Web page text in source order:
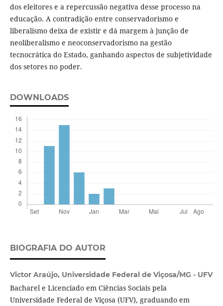
dos eleitores e a repercussão negativa desse processo na
educação. A contradição entre conservadorismo e
liberalismo deixa de existir e dá margem à junção de
neoliberalismo e neoconservadorismo na gestão
tecnocrática do Estado, ganhando aspectos de subjetividade
dos setores no poder.
DOWNLOADS
BIOGRAFIA DO AUTOR
Victor Araújo, Universidade Federal de Viçosa/MG - UFV
Bacharel e Licenciado em Ciências Sociais pela
Universidade Federal de Viçosa (UFV), graduando em